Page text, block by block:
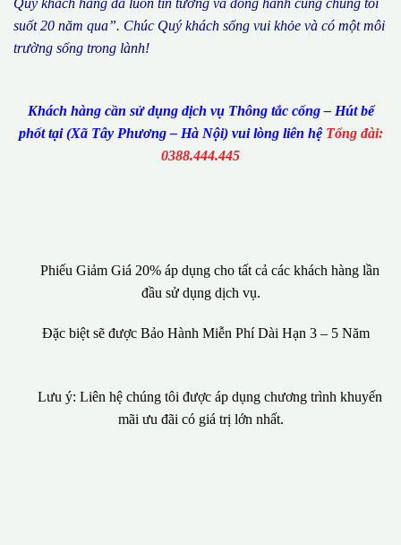
Quý khách hàng đã luôn tin tưởng và đồng hành cùng chúng tôi
suốt 20 năm qua”. Chúc Quý khách sống vui khỏe và có một môi
trường sống trong lành!
Khách hàng cần sử dụng dịch vụ Thông tắc cống – Hút bể
phốt tại (Xã Tây Phương – Hà Nội) vui lòng liên hệ Tổng đài:
0388.444.445